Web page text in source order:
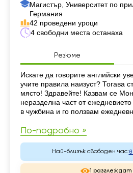
Магистър, Университет по
Германия
42 проведени уроци
4 свободни места останаха
Резюме
Резюме
Искате да говорите английски
учите правила наизуст? Тогава
място! Здравейте! Казвам се
неразделна част от
в чужбина и го ползвам
По-подробно »
Най-близък свободен час:
1 разглеждат